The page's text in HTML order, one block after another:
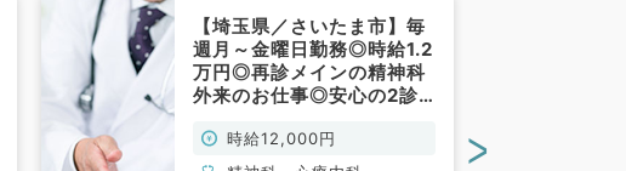
【埼玉県／さいたま市】毎
週月～金曜日勤務◎時給1.2
万円◎再診メインの精神科
外来のお仕事◎安心の2診
クで通勤もラクラク・マイ
カー通勤可♪（精神科、心
時給12,000円
>